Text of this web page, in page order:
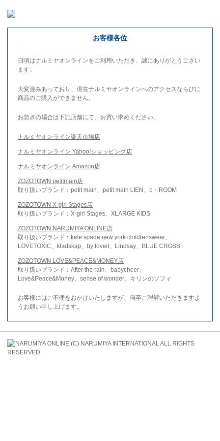
お客様各位
日頃はナルミヤオンラインをご利用いただき、誠にありがとうござい
ます。
大変混みあっており、現在ナルミヤオンラインへのアクセスならびに
商品のご購入ができません。
お急ぎの場合は下記店舗にて、お買い求めください。
ナルミヤオンライン楽天市場店
ナルミヤオンライン Yahoo!ショッピング店
ナルミヤオンライン Amazon店
ZOZOTOWN petitmain店
取り扱いブランド：petit main、petit main LIEN、b・ROOM
ZOZOTOWN X-girl Stages店
取り扱いブランド：X-girl Stages、XLARGE KIDS
ZOZOTOWN NARUMIYA ONLINE店
取り扱いブランド：kate spade new york childrenswear、
LOVETOXIC、kladskap、by loveit、Lindsay、BLUE CROSS
ZOZOTOWN LOVE&PEACE&MONEY店
取り扱いブランド：After the rain、babycheer、
Love&Peace&Money、sense of wonder、キリンのソフィ
お客様にはご不便をおかけいたしますが、何卒ご理解いただきますよ
うお願い申し上げます。